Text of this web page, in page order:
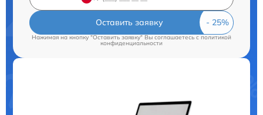
Оставить заявку
Нажимая на кнопку "Оставить заявку" Вы соглашаетесь cполитикой
конфиденциальности